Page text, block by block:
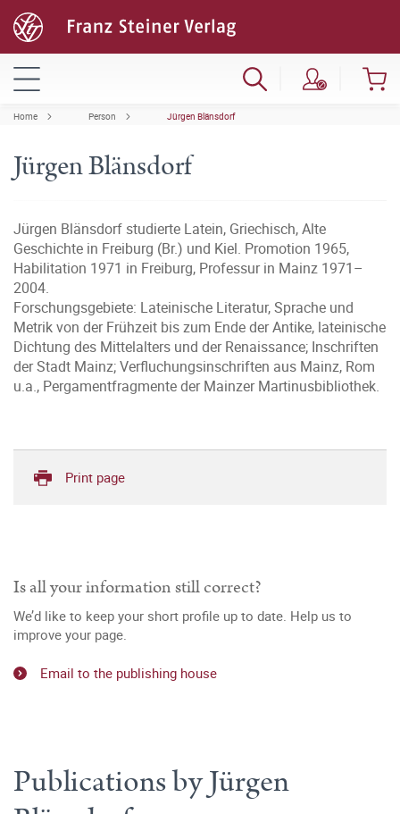
Home Person Jürgen Blänsdorf
Jürgen Blänsdorf
Jürgen Blänsdorf studierte Latein, Griechisch, Alte
Geschichte in Freiburg (Br.) und Kiel. Promotion 1965,
Habilitation 1971 in Freiburg, Professur in Mainz 1971–
2004.
Forschungsgebiete: Lateinische Literatur, Sprache und
Metrik von der Frühzeit bis zum Ende der Antike, lateinische
Dichtung des Mittelalters und der Renaissance; Inschriften
der Stadt Mainz; Verfluchungsinschriften aus Mainz, Rom
u.a., Pergamentfragmente der Mainzer Martinusbibliothek.
Print page
Is all your information still correct?
We’d like to keep your short profile up to date. Help us to
improve your page.
Email to the publishing house
Publications by Jürgen